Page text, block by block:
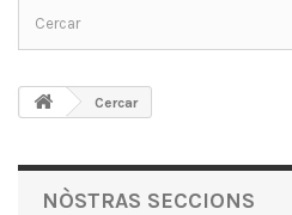
Cercar
NÒSTRAS SECCIONS